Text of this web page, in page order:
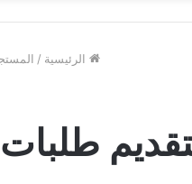
الرئيسية /